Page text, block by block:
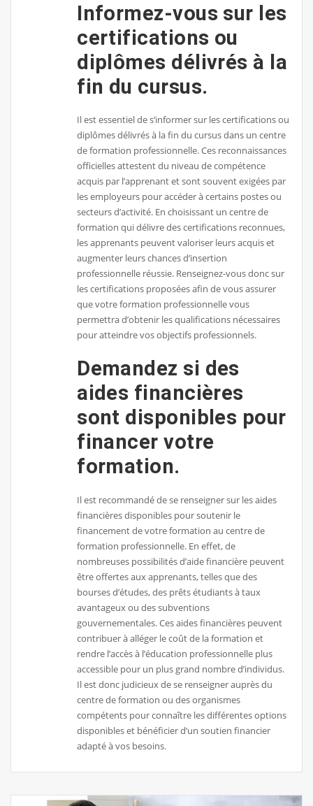
Informez-vous sur les
certifications ou
diplômes délivrés à la
fin du cursus.
Il est essentiel de s’informer sur les certifications ou
diplômes délivrés à la fin du cursus dans un centre
de formation professionnelle. Ces reconnaissances
officielles attestent du niveau de compétence
acquis par l’apprenant et sont souvent exigées par
les employeurs pour accéder à certains postes ou
secteurs d’activité. En choisissant un centre de
formation qui délivre des certifications reconnues,
les apprenants peuvent valoriser leurs acquis et
augmenter leurs chances d’insertion
professionnelle réussie. Renseignez-vous donc sur
les certifications proposées afin de vous assurer
que votre formation professionnelle vous
permettra d’obtenir les qualifications nécessaires
pour atteindre vos objectifs professionnels.
Demandez si des
aides financières
sont disponibles pour
financer votre
formation.
Il est recommandé de se renseigner sur les aides
financières disponibles pour soutenir le
financement de votre formation au centre de
formation professionnelle. En effet, de
nombreuses possibilités d’aide financière peuvent
être offertes aux apprenants, telles que des
bourses d’études, des prêts étudiants à taux
avantageux ou des subventions
gouvernementales. Ces aides financières peuvent
contribuer à alléger le coût de la formation et
rendre l’accès à l’éducation professionnelle plus
accessible pour un plus grand nombre d’individus.
Il est donc judicieux de se renseigner auprès du
centre de formation ou des organismes
compétents pour connaître les différentes options
disponibles et bénéficier d’un soutien financier
adapté à vos besoins.